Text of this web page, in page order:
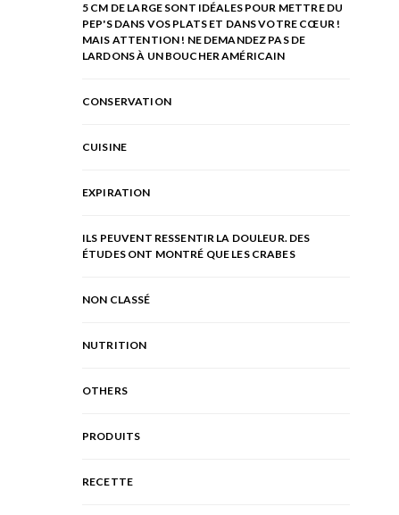
5 CM DE LARGE SONT IDÉALES POUR METTRE DU
PEP'S DANS VOS PLATS ET DANS VOTRE CŒUR !
MAIS ATTENTION ! NE DEMANDEZ PAS DE
LARDONS À UN BOUCHER AMÉRICAIN
CONSERVATION
CUISINE
EXPIRATION
ILS PEUVENT RESSENTIR LA DOULEUR. DES
ÉTUDES ONT MONTRÉ QUE LES CRABES
NON CLASSÉ
NUTRITION
OTHERS
PRODUITS
RECETTE